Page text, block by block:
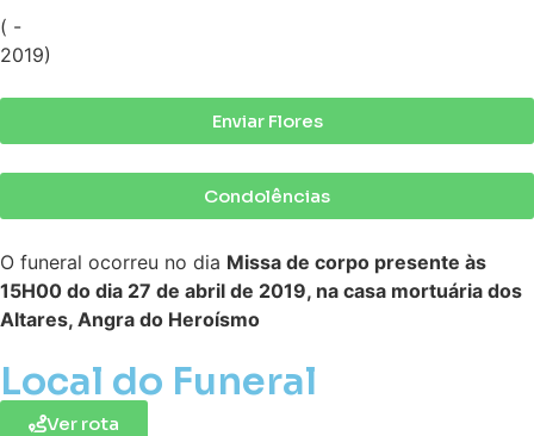
( -
2019)
Enviar Flores
Condolências
O funeral ocorreu no dia Missa de corpo presente às
15H00 do dia 27 de abril de 2019, na casa mortuária dos
Altares, Angra do Heroísmo
Local do Funeral
Ver rota